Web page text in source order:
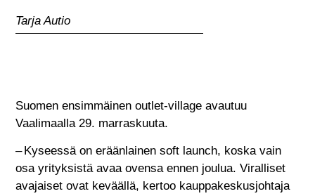
Tarja Autio
Suomen ensimmäinen outlet-village avautuu
Vaalimaalla 29. marraskuuta.
– Kyseessä on eräänlainen soft launch, koska vain
osa yrityksistä avaa ovensa ennen joulua. Viralliset
avajaiset ovat keväällä, kertoo kauppakeskusjohtaja